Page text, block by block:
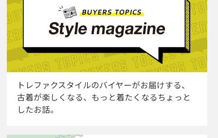
トレファクスタイルのバイヤーがお届けする、
古着が楽しくなる、もっと着たくなるちょっと
したお話。